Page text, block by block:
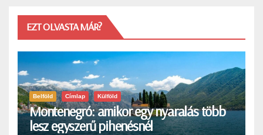
EZT OLVASTA MÁR?
Belföld Címlap Külföld
Montenegró: amikor egy nyaralás több
lesz egyszerű pihenésnél